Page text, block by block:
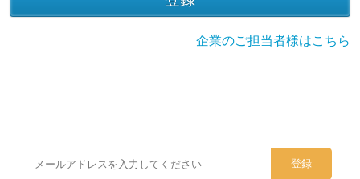
企業のご担当者様はこちら